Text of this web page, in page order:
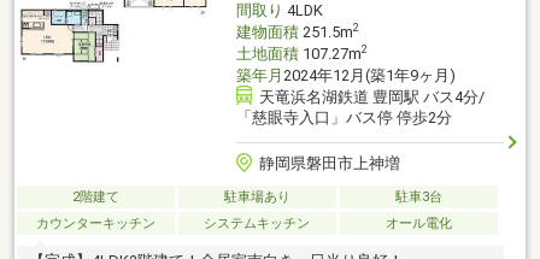
間取り 4LDK
建物面積251.5m2
土地面積107.27m2
築年月 2024年12月(築1年9ヶ月)
天竜浜名湖鉄道 豊岡駅 バス4分/
「慈眼寺入口」バス停 停歩2分
静岡県磐田市上神増
2階建て 駐車場あり
駐車3台
カウンターキッチン
システムキッチン オール電化